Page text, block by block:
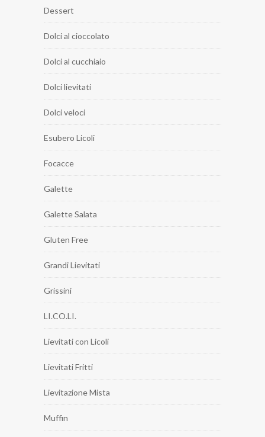
Dessert
Dolci al cioccolato
Dolci al cucchiaio
Dolci lievitati
Dolci veloci
Esubero Licoli
Focacce
Galette
Galette Salata
Gluten Free
Grandi Lievitati
Grissini
LI.CO.LI.
Lievitati con Licoli
Lievitati Fritti
Lievitazione Mista
Muffin